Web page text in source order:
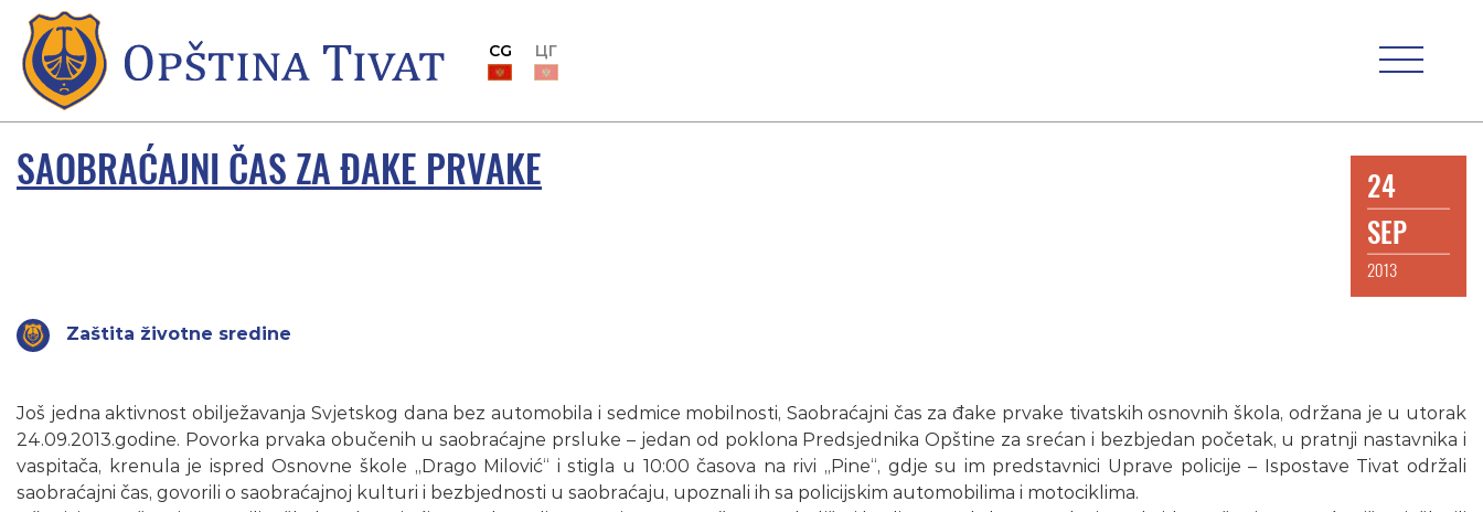
CG ЦГ
SAOBRAĆAJNI ČAS ZA ĐAKE PRVAKE
24
SEP
2013
Zaštita životne sredine
Još jedna aktivnost obilježavanja Svjetskog dana bez automobila i sedmice mobilnosti, Saobraćajni čas za đake prvake tivatskih osnovnih škola, održana je u utorak
24.09.2013.godine. Povorka prvaka obučenih u saobraćajne prsluke – jedan od poklona Predsjednika Opštine za srećan i bezbjedan početak, u pratnji nastavnika i
vaspitača, krenula je ispred Osnovne škole „Drago Milović“ i stigla u 10:00 časova na rivi „Pine“, gdje su im predstavnici Uprave policije – Ispostave Tivat održali
saobraćajni čas, govorili o saobraćajnoj kulturi i bezbjednosti u saobraćaju, upoznali ih sa policijskim automobilima i motociklima.